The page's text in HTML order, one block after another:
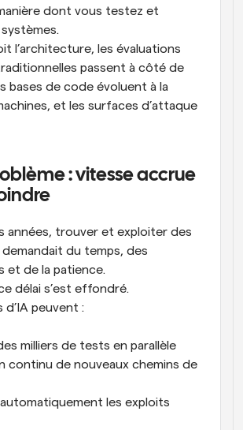
dont vous testez et
l’architecture, les évaluations
passent à côté de
bases de code évoluent à la
et les surfaces d’attaque
: vitesse accrue
années, trouver et exploiter des
du temps, des
et de la patience.
délai s’est effondré.
d’IA peuvent :
milliers de tests en parallèle
continu de nouveaux chemins de
automatiquement les exploits